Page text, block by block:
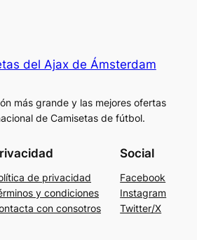
del Ajax de Ámsterdam
más grande y las mejores ofertas
de Camisetas de fútbol.
de privacidad
y condiciones
con consotros
Social
Facebook
Instagram
Twitter/X